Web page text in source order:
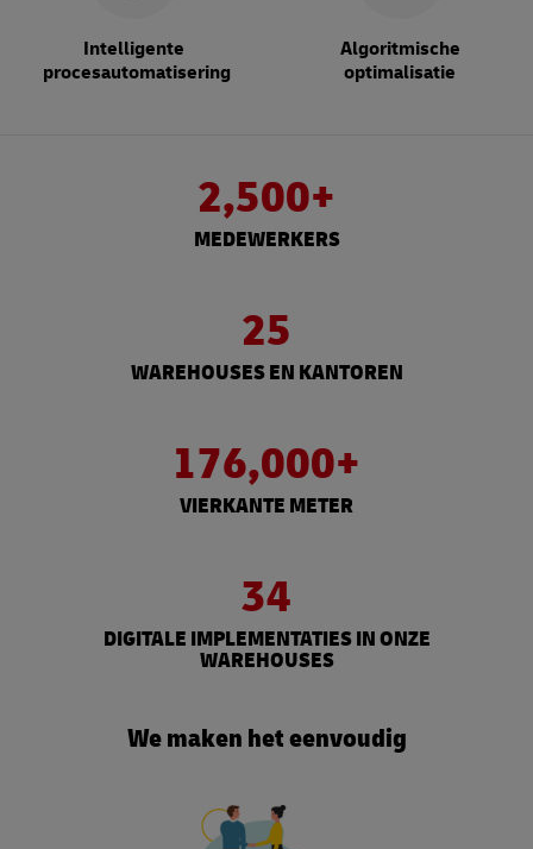
Intelligente
procesautomatisering
Algoritmische
optimalisatie
2,500+
MEDEWERKERS
25
WAREHOUSES EN KANTOREN
176,000+
VIERKANTE METER
34
DIGITALE IMPLEMENTATIES IN ONZE
WAREHOUSES
We maken het eenvoudig